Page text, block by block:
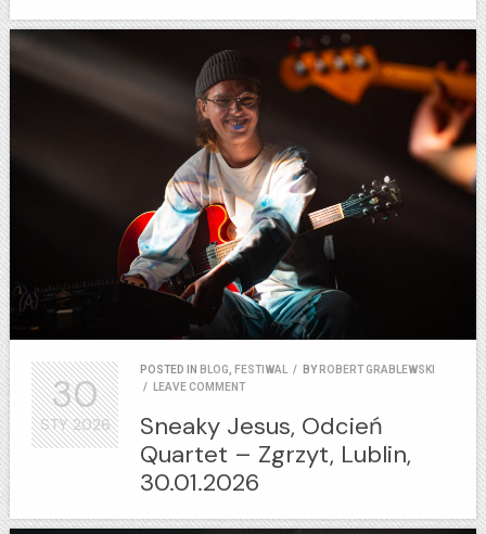
POSTED IN BLOG FESTIWAL / BY ROBERT GRABLEWSKI
/
LEAVE COMMENT
Sneaky Jesus, Odcień
Quartet – Zgrzyt, Lublin,
30.01.2026
30
STY2026